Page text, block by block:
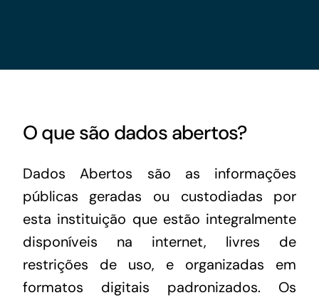
O que são dados abertos?
Dados Abertos são as informações
públicas geradas ou custodiadas por
esta instituição que estão integralmente
disponíveis na internet, livres de
restrições de uso, e organizadas em
formatos digitais padronizados. Os